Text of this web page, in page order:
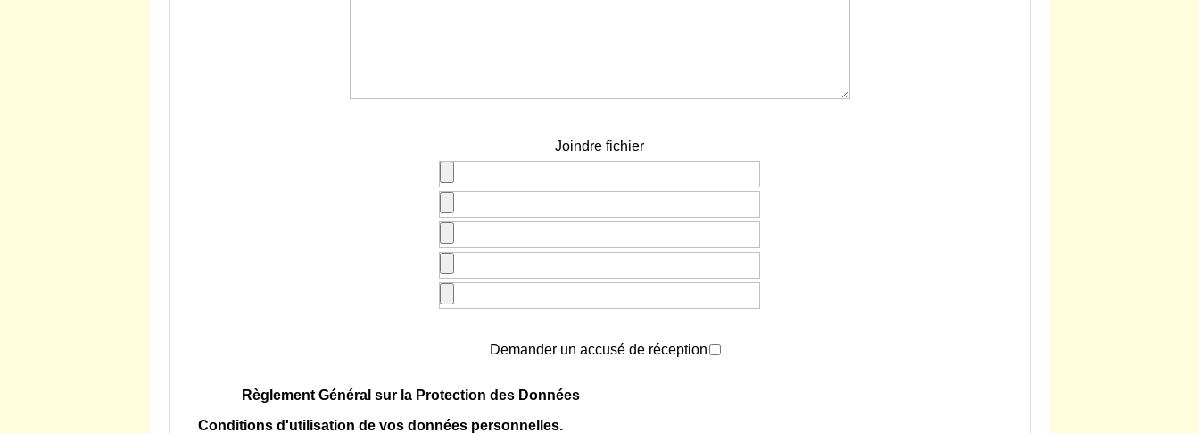
Joindre fichier
Demander un accusé de réception
Règlement Général sur la Protection des Données
Conditions d'utilisation de vos données personnelles.